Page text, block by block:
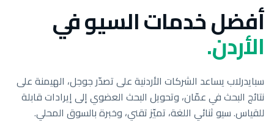
أفضل خدمات السيو في
الأردن.
سبايدرلاب يساعد الشركات الأردنية على تصدّر جوجل، الهيمنة على
نتائج البحث في عمّان، وتحويل البحث العضوي إلى إيرادات قابلة
للقياس. سيو ثنائي اللغة، تميّز تقني، وخبرة بالسوق المحلي.